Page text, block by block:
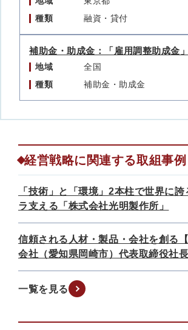
種類
融資・貸付
補助金・助成金：「雇用調整助成金」
地域
全国
種類
補助金・助成金
経営戦略に関連する取組事例
「技術」と「環境」2本柱で世界に
ラ支える「株式会社光明製作所」
信頼される人材・製品・会社を創る
会社（愛知県岡崎市）代表取締役社
一覧を見る